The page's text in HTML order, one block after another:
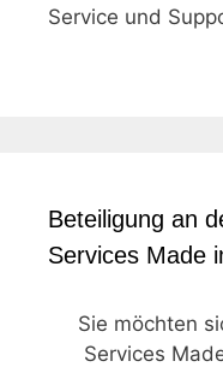
Service und
Beteiligung an
Services Made
Sie möchten
Services